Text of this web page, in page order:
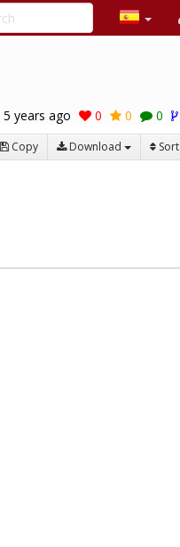
5 years ago 0 0 0
Copy Download Sort